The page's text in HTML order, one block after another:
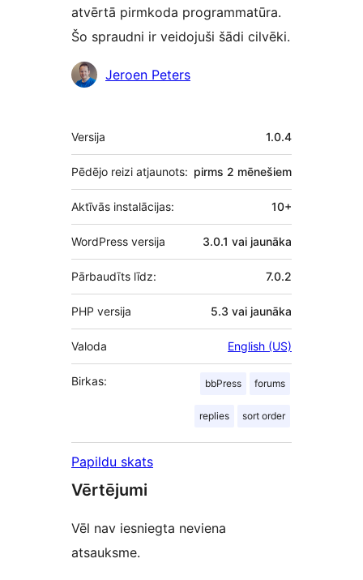
atvērtā pirmkoda programmatūra.
Šo spraudni ir veidojuši šādi cilvēki.
Līdzdalībnieki
Jeroen Peters
Meta
Versija 1.0.4
Pēdējo reizi atjaunots: pirms 2 mēnešiem
Aktīvās instalācijas: 10+
WordPress versija 3.0.1 vai jaunāka
Pārbaudīts līdz: 7.0.2
PHP versija 5.3 vai jaunāka
Valoda English (US)
Birkas: bbPress forums
replies sort order
Papildu skats
Vērtējumi
Vēl nav iesniegta neviena
atsauksme.